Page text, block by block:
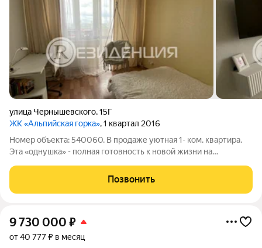
улица Чернышевского,15Г
ЖК «Альпийская горка», 1 квартал 2016
Номер объекта: 540060. В продаже уютная 1- ком. квартира.
Эта «однушка» - полная готовность к новой жизни на
позволит вам не переплачивать за лишние метры, но при этом
получить полноценную
Позвонить
9 730 000 ₽
от 40 777 ₽ в месяц